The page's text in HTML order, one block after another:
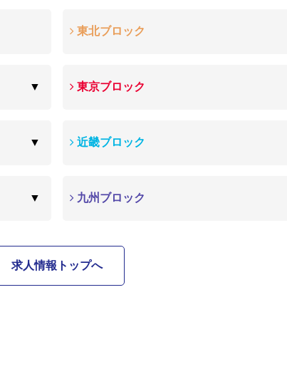
東北ブロック
東京ブロック
近畿ブロック
九州ブロック
求人情報トップへ